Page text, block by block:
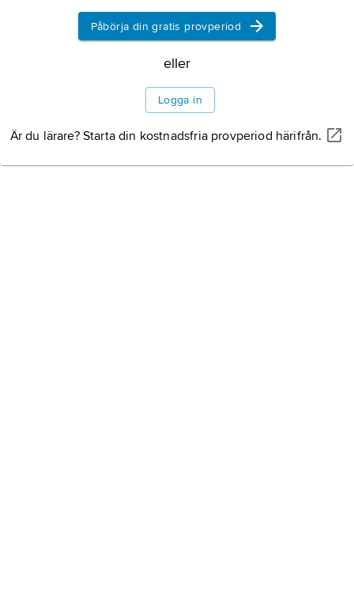
Påbörja din gratis provperiod
eller
Logga in
Är du lärare? Starta din kostnadsfria provperiod härifrån.